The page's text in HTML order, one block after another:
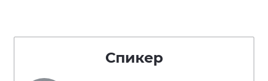
Спикер